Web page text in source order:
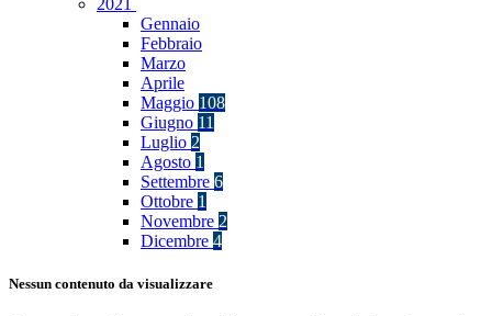
2021
Gennaio
Febbraio
Marzo
Aprile
Maggio 108
Giugno 11
Luglio 2
Agosto 1
Settembre 6
Ottobre 1
Novembre 2
Dicembre 4
Nessun contenuto da visualizzare